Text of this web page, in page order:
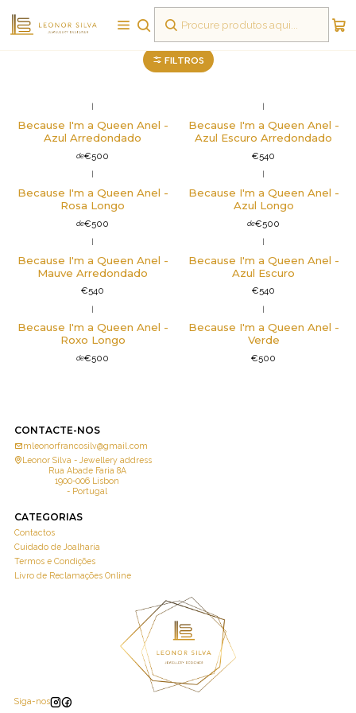
Anéis
FILTROS
Because I'm a Queen Anel -
Azul Arredondado
de€500
Because I'm a Queen Anel -
Azul Escuro Arredondado
€540
Because I'm a Queen Anel -
Rosa Longo
de€500
Because I'm a Queen Anel -
Azul Longo
de€500
Because I'm a Queen Anel -
Mauve Arredondado
€540
Because I'm a Queen Anel -
Azul Escuro
€540
Because I'm a Queen Anel -
Roxo Longo
de€500
Because I'm a Queen Anel -
Verde
€500
CONTACTE-NOS
mleonorfrancosilv@gmail.com
Leonor Silva - Jewellery address
Rua Abade Faria 8A
1900-006 Lisbon
- Portugal
CATEGORIAS
Contactos
Cuidado de Joalharia
Termos e Condições
Livro de Reclamações Online
Siga-nos